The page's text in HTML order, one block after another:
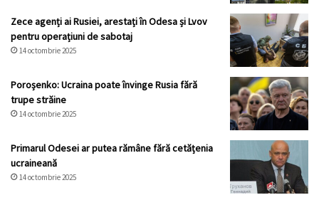
Zece agenți ai Rusiei, arestați în Odesa și Lvov
pentru operațiuni de sabotaj
14 octombrie 2025
Poroșenko: Ucraina poate învinge Rusia fără
trupe străine
14 octombrie 2025
Primarul Odesei ar putea rămâne fără cetățenia
ucraineană
14 octombrie 2025